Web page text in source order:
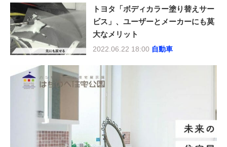
トヨタ「ボディカラー塗り替えサー
ビス」、ユーザーとメーカーにも莫
大なメリット
2022.06.22 18:00 自動車